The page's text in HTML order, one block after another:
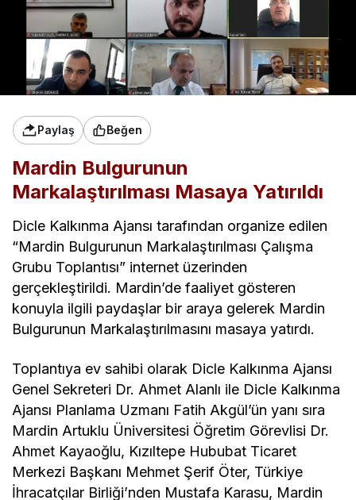
Paylaş Beğen
Mardin Bulgurunun
Markalaştırılması Masaya Yatırıldı
Dicle Kalkınma Ajansı tarafından organize edilen
“Mardin Bulgurunun Markalaştırılması Çalışma
Grubu Toplantısı” internet üzerinden
gerçekleştirildi. Mardin’de faaliyet gösteren
konuyla ilgili paydaşlar bir araya gelerek Mardin
Bulgurunun Markalaştırılmasını masaya yatırdı.
Toplantıya ev sahibi olarak Dicle Kalkınma Ajansı
Genel Sekreteri Dr. Ahmet Alanlı ile Dicle Kalkınma
Ajansı Planlama Uzmanı Fatih Akgül’ün yanı sıra
Mardin Artuklu Üniversitesi Öğretim Görevlisi Dr.
Ahmet Kayaoğlu, Kızıltepe Hububat Ticaret
Merkezi Başkanı Mehmet Şerif Öter, Türkiye
İhracatçılar Birliği’nden Mustafa Karasu, Mardin